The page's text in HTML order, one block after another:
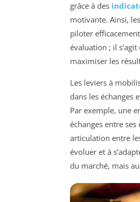
grâce à des
motivante. Ainsi,
piloter
évaluation ; il
maximiser les
Les leviers à
dans les échanges
Par exemple, une
échanges entre
articulation entre
évoluer et à
du marché, mais